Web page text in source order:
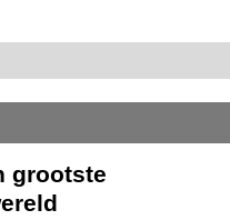
grootste